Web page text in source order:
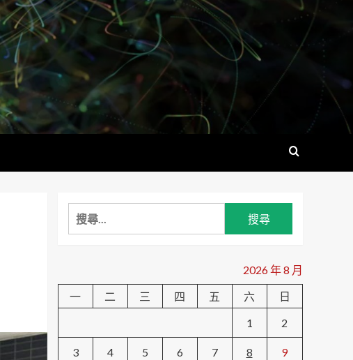
搜
尋
字:
2026 年 8 月
一
二 三 四 五 六
日
1
2
3 4 5 6 7 8 9